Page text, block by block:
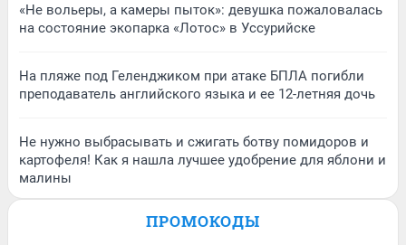
«Не вольеры, а камеры пыток»: девушка пожаловалась
на состояние экопарка «Лотос» в Уссурийске
На пляже под Геленджиком при атаке БПЛА погибли
преподаватель английского языка и ее 12-летняя дочь
Не нужно выбрасывать и сжигать ботву помидоров и
картофеля! Как я нашла лучшее удобрение для яблони и
малины
ПРОМОКОДЫ